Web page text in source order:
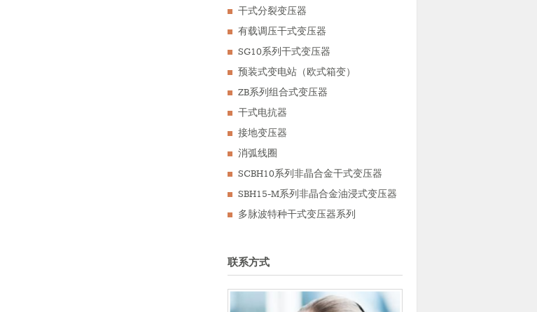
干式分裂变压器
有载调压干式变压器
SG10系列干式变压器
预装式变电站（欧式箱变）
ZB系列组合式变压器
干式电抗器
接地变压器
消弧线圈
SCBH10系列非晶合金干式变压器
SBH15-M系列非晶合金油浸式变压器
多脉波特种干式变压器系列
联系方式